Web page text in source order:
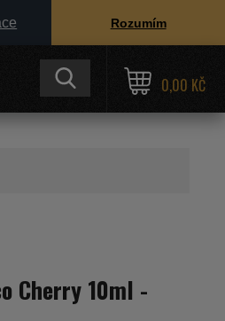
Rozumím
0,00 KČ
Cherry 10ml -